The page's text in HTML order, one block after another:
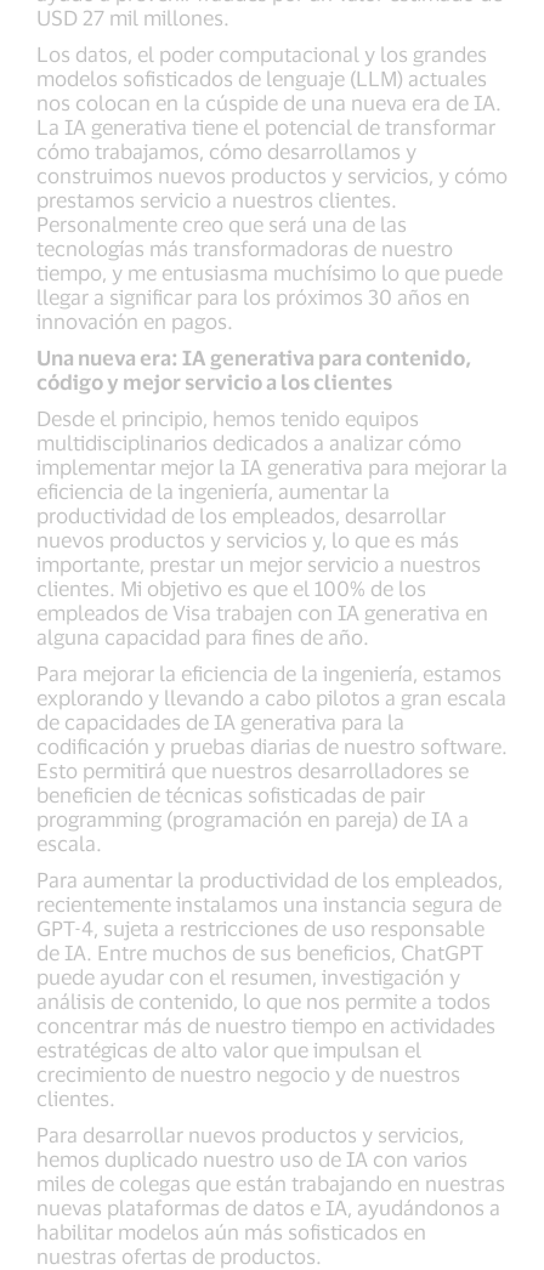
USD 27 mil millones.
Los datos, el poder computacional y los grandes
modelos sofisticados de lenguaje (LLM) actuales
nos colocan en la cúspide de una nueva era de IA.
La IA generativa tiene el potencial de transformar
cómo trabajamos, cómo desarrollamos y
construimos nuevos productos y servicios, y cómo
prestamos servicio a nuestros clientes.
Personalmente creo que será una de las
tecnologías más transformadoras de nuestro
tiempo, y me entusiasma muchísimo lo que puede
llegar a significar para los próximos 30 años en
innovación en pagos.
Una nueva era: IA generativa para contenido,
código y mejor servicio a los clientes
Desde el principio, hemos tenido equipos
multidisciplinarios dedicados a analizar cómo
implementar mejor la IA generativa para mejorar la
eficiencia de la ingeniería, aumentar la
productividad de los empleados, desarrollar
nuevos productos y servicios y, lo que es más
importante, prestar un mejor servicio a nuestros
clientes. Mi objetivo es que el 100% de los
empleados de Visa trabajen con IA generativa en
alguna capacidad para fines de año.
Para mejorar la eficiencia de la ingeniería, estamos
explorando y llevando a cabo pilotos a gran escala
de capacidades de IA generativa para la
codificación y pruebas diarias de nuestro software.
Esto permitirá que nuestros desarrolladores se
beneficien de técnicas sofisticadas de pair
programming (programación en pareja) de IA a
escala.
Para aumentar la productividad de los empleados,
recientemente instalamos una instancia segura de
GPT-4, sujeta a restricciones de uso responsable
de IA. Entre muchos de sus beneficios, ChatGPT
puede ayudar con el resumen, investigación y
análisis de contenido, lo que nos permite a todos
concentrar más de nuestro tiempo en actividades
estratégicas de alto valor que impulsan el
crecimiento de nuestro negocio y de nuestros
clientes.
Para desarrollar nuevos productos y servicios,
hemos duplicado nuestro uso de IA con varios
miles de colegas que están trabajando en nuestras
nuevas plataformas de datos e IA, ayudándonos a
habilitar modelos aún más sofisticados en
nuestras ofertas de productos.